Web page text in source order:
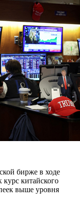
бирже в ходе
китайского
выше уровня